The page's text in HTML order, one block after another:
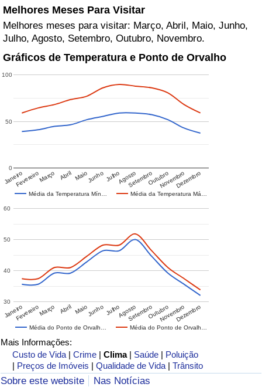
Melhores Meses Para Visitar
Melhores meses para visitar: Março, Abril, Maio, Junho,
Julho, Agosto, Setembro, Outubro, Novembro.
Gráficos de Temperatura e Ponto de Orvalho
Média da Temperatura Mín… Média da Temperatura Má…
JaneiroFevereiroMarço Abril MaioJunho JulhoAgostoSetembroOutubroNovembroDezembro
0
50
100
Média do Ponto de Orvalh… Média do Ponto de Orvalh…
JaneiroFevereiroMarço Abril MaioJunho JulhoAgostoSetembroOutubroNovembroDezembro
30
40
50
60
Mais Informações:
Custo de Vida |Crime |Clima | Saúde | Poluição
| Preços de Imóveis |Qualidade de Vida |Trânsito
Sobre este website Nas Notícias